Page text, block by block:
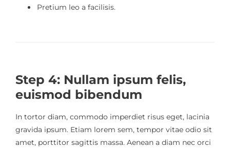
Pretium leo a facilisis.
Step 4: Nullam ipsum felis,
euismod bibendum
In tortor diam, commodo imperdiet risus eget, lacinia
gravida ipsum. Etiam lorem sem, tempor vitae odio sit
amet, porttitor sagittis massa. Aenean a diam nec orci